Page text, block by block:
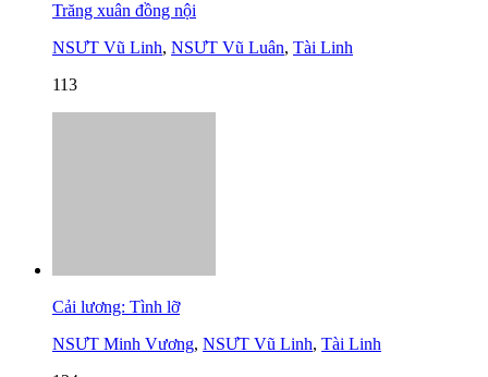
Trăng xuân đồng nội
NSƯT Vũ Linh, NSƯT Vũ Luân, Tài Linh
113
Cải lương: Tình lỡ
NSƯT Minh Vương, NSƯT Vũ Linh, Tài Linh